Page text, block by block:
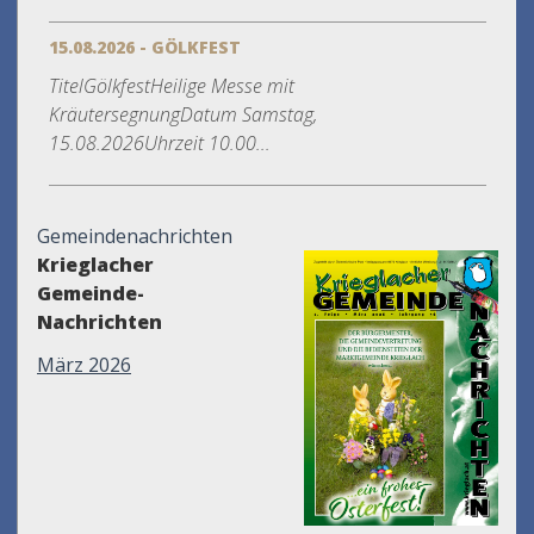
15.08.2026 - GÖLKFEST
TitelGölkfestHeilige Messe mit
KräutersegnungDatum Samstag,
15.08.2026Uhrzeit 10.00...
Gemeindenachrichten
Krieglacher
Gemeinde-
Nachrichten
März 2026